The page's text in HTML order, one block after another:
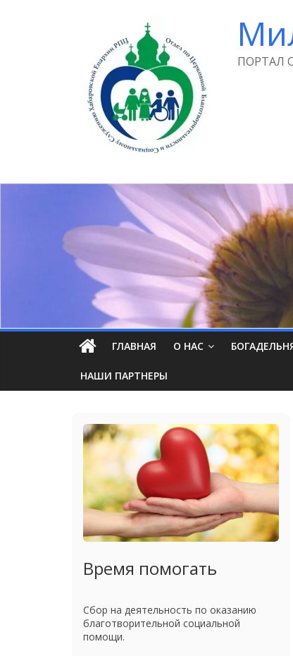
ПОРТАЛ
ГЛАВНАЯ О НАС
НАШИ ПАРТНЕРЫ
Время помогать
Сбор на деятельность по оказанию
благотворительной социальной
помощи.